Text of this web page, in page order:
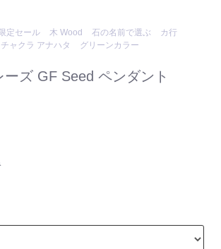
定セール 木 Wood 石の名前で選ぶ
カ行
ャクラ アナハタ グリーンカラー
ーズ GF Seed ペンダント